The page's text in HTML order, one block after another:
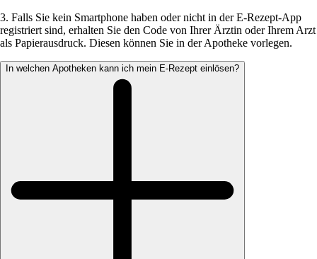
3. Falls Sie kein Smartphone haben oder nicht in der E-Rezept-App
registriert sind, erhalten Sie den Code von Ihrer Ärztin oder Ihrem Arzt
als Papierausdruck. Diesen können Sie in der Apotheke vorlegen.
In welchen Apotheken kann ich mein E-Rezept einlösen?